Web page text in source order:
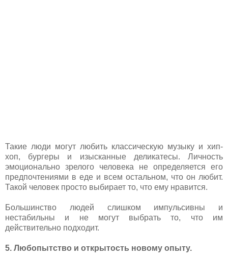
Такие люди могут любить классическую музыку и хип-
хоп, бургеры и изысканные деликатесы. Личность
эмоционально зрелого человека не определяется его
предпочтениями в еде и всем остальном, что он любит.
Такой человек просто выбирает то, что ему нравится.
Большинство людей слишком импульсивны и
нестабильны и не могут выбрать то, что им
действительно подходит.
5. Любопытство и открытость новому опыту.